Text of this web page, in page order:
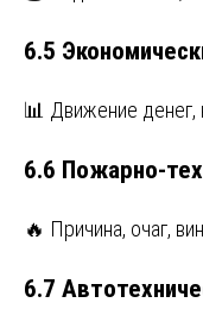
6.5
📊 Движение денег,
6.6 Пожарно-
🔥 Причина, очаг,
6.7